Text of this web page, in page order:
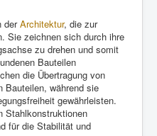
derArchitektur, die zur
Sie zeichnen sich durch ihre
zu drehen und somit
Bauteilen
die Übertragung von
Bauteilen, während sie
gewährleisten.
Stahlkonstruktionen
für die Stabilität und